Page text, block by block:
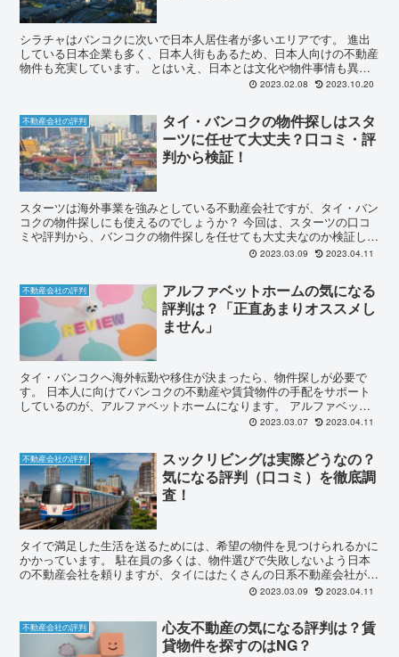
シラチャはバンコクに次いで日本人居住者が多いエリアです。 進出
している日本企業も多く、日本人街もあるため、日本人向けの不動産
物件も充実しています。 とはいえ、日本とは文化や物件事情も異な
るため、物件探しをする際は注意が必要です。 今回は、シ...
2023.02.08 2023.10.20
不動産会社の評判
タイ・バンコクの物件探しはスタ
ーツに任せて大丈夫？口コミ・評
判から検証！
スターツは海外事業を強みとしている不動産会社ですが、タイ・バン
コクの物件探しにも使えるのでしょうか？ 今回は、スターツの口コ
ミや評判から、バンコクの物件探しを任せても大丈夫なのか検証して
いきます。 バンコクへの赴任が決まり、物件探しに悩んで...
2023.03.09 2023.04.11
不動産会社の評判
アルファベットホームの気になる
評判は？「正直あまりオススメし
ません」
タイ・バンコクへ海外転勤や移住が決まったら、物件探しが必要で
す。 日本人に向けてバンコクの不動産や賃貸物件の手配をサポート
しているのが、アルファベットホームになります。 アルファベット
ホームの利用はメリットがある一方で、デメリットもあり、「...
2023.03.07 2023.04.11
不動産会社の評判
スックリビングは実際どうなの？
気になる評判（口コミ）を徹底調
査！
タイで満足した生活を送るためには、希望の物件を見つけられるかに
かかっています。 駐在員の多くは、物件選びで失敗しないよう日本
の不動産会社を頼りますが、タイにはたくさんの日系不動産会社があ
り、比較するのも難しいでしょう。 今回は、スックリビン...
2023.03.09 2023.04.11
不動産会社の評判
心友不動産の気になる評判は？賃
貸物件を探すのはNG？